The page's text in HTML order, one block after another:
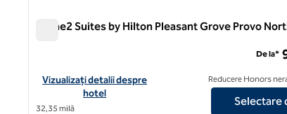
Home2 Suites by Hilton Pleasant Grove Provo
Vizualizați detaliile hotelului pentru Home2 Suites by
Vizualizați detalii despre
hotel
32,35 milă
De la*
Reducere Honors
Selectare